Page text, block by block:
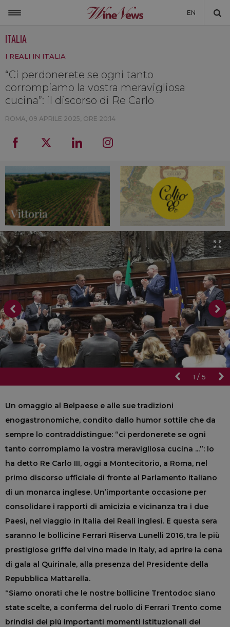
EN
NON SOLO VINO
NEWSLETTER
LA CANTINA DI WINENEWS
DICONO DI NOI
ITALIA
I REALI IN ITALIA
“Ci perdonerete se ogni tanto
corrompiamo la vostra meravigliosa
cucina”: il discorso di Re Carlo
ROMA, 09 APRILE 2025, ORE 20:14
1 / 5
Un omaggio al Belpaese e alle sue tradizioni
enogastronomiche, condito dallo humor sottile che da
sempre lo contraddistingue: “ci perdonerete se ogni
tanto corrompiamo la vostra meravigliosa cucina ...”: lo
ha detto Re Carlo III, oggi a Montecitorio, a Roma, nel
primo discorso ufficiale di fronte al Parlamento italiano
di un monarca inglese. Un’importante occasione per
consolidare i rapporti di amicizia e vicinanza tra i due
Paesi, nel viaggio in Italia dei Reali inglesi. E questa sera
saranno le bollicine Ferrari Riserva Lunelli 2016, tra le più
prestigiose griffe del vino made in Italy, ad aprire la cena
di gala al Quirinale, alla presenza del Presidente della
Repubblica Mattarella.
“Siamo onorati che le nostre bollicine Trentodoc siano
state scelte, a conferma del ruolo di Ferrari Trento come
brindisi dei più importanti momenti istituzionali del